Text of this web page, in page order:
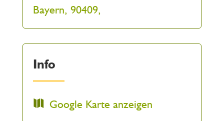
Bayern, 90409,
Info
Google Karte anzeigen